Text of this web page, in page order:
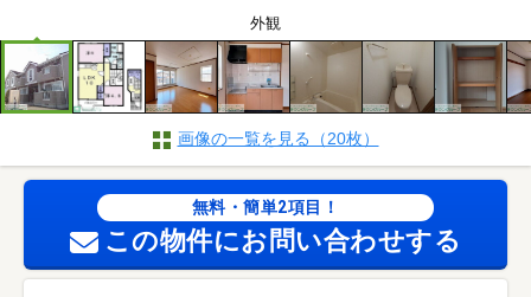
外観
画像の一覧を見る（20枚）
無料・簡単2項目！
この物件にお問い合わせする